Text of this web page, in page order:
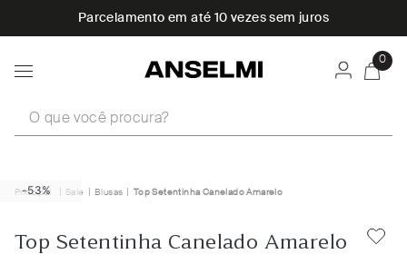
Parcelamento em até 10 vezes sem juros
0
Sale Blusas Top Setentinha Canelado Amarelo
-53%
Top Setentinha Canelado Amarelo